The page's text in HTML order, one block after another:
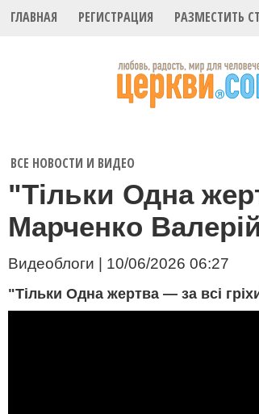
ГЛАВНАЯ РЕГИСТРАЦИЯ РАЗМЕСТИТЬ
ВСЕ НОВОСТИ И ВИДЕО
"Тільки Одна
Марченко
Видеоблоги | 10/06/2026 06:27
"Тільки Одна жертва — за всі